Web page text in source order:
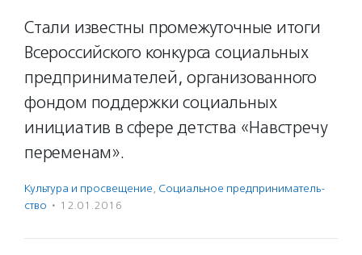
Стали известны промежуточные итоги
Всероссийского конкурса социальных
предпринимателей, организованного
фондом поддержки социальных
инициатив в сфере детства «Навстречу
переменам».
Культура и просвещение, Социальное предпри­нима­тель­
ство · 12.01.2016